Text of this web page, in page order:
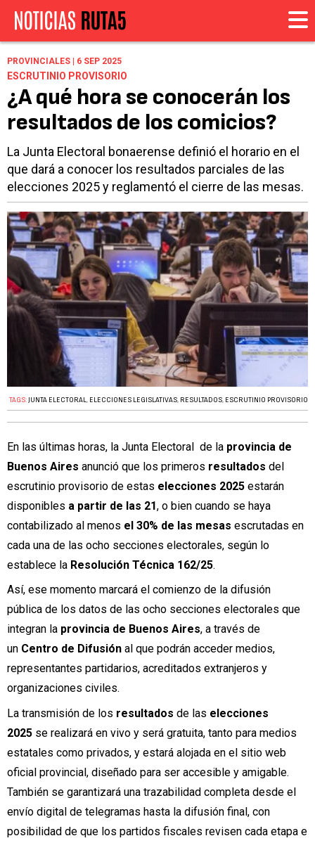
PROVINCIALES | 6 SEP 2025
ESCRUTINIO PROVISORIO
¿A qué hora se conocerán los
resultados de los comicios?
La Junta Electoral bonaerense definió el horario en el
que dará a conocer los resultados parciales de las
elecciones 2025 y reglamentó el cierre de las mesas.
TAGS:JUNTA ELECTORAL, ELECCIONES LEGISLATIVAS, RESULTADOS, ESCRUTINIO PROVISORIO
En las últimas horas, la Junta Electoral de la provincia de
Buenos Aires anunció que los primeros resultados del
escrutinio provisorio de estas elecciones 2025 estarán
disponibles a partir de las 21, o bien cuando se haya
contabilizado al menos el 30% de las mesas escrutadas en
cada una de las ocho secciones electorales, según lo
establece la Resolución Técnica 162/25.
Así, ese momento marcará el comienzo de la difusión
pública de los datos de las ocho secciones electorales que
integran la provincia de Buenos Aires, a través de
un Centro de Difusión al que podrán acceder medios,
representantes partidarios, acreditados extranjeros y
organizaciones civiles.
La transmisión de los resultados de las elecciones
2025 se realizará en vivo y será gratuita, tanto para medios
estatales como privados, y estará alojada en el sitio web
oficial provincial, diseñado para ser accesible y amigable.
También se garantizará una trazabilidad completa desde el
envío digital de telegramas hasta la difusión final, con
posibilidad de que los partidos fiscales revisen cada etapa e